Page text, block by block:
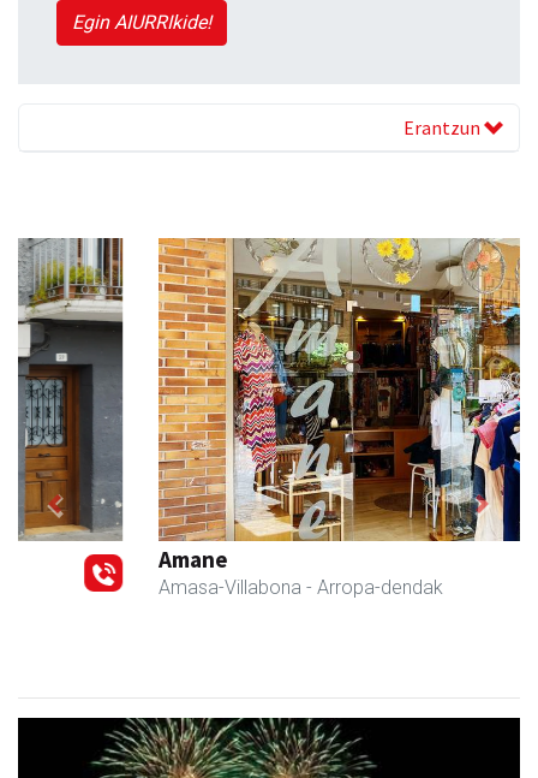
Egin AIURRIkide!
Erantzun
Amane
Amasa-Villabona - Arropa-dendak
Previous Next